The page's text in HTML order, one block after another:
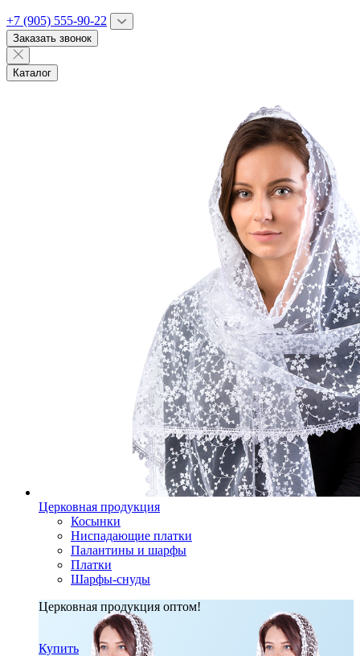
+7 (905) 555-90-22
Заказать звонок
Каталог
Церковная продукция
Косынки
Ниспадающие платки
Палантины и шарфы
Платки
Шарфы-снуды
Церковная продукция оптом!
Купить